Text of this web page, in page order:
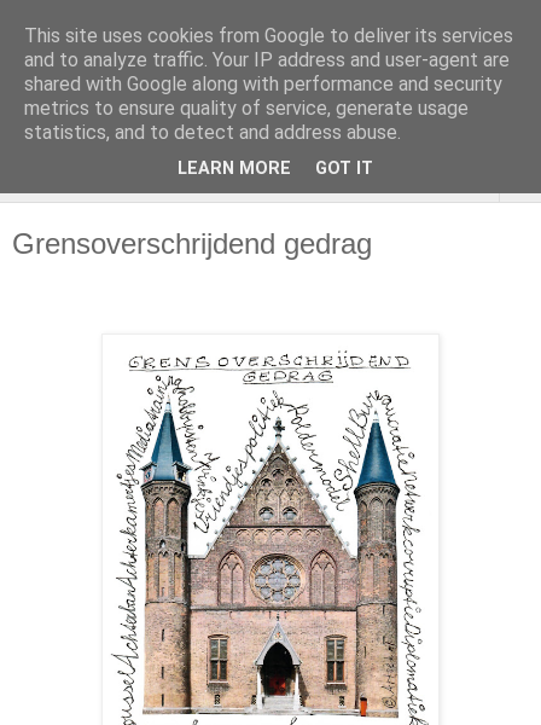
Grensoverschrijdend gedrag
This site uses cookies from Google to deliver its services
and to analyze traffic. Your IP address and user-agent are
shared with Google along with performance and security
metrics to ensure quality of service, generate usage
statistics, and to detect and address abuse.
LEARN MORE GOT IT